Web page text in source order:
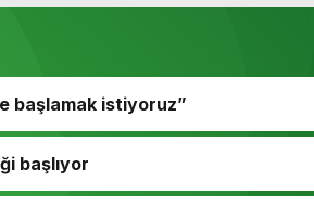
başlamak istiyoruz”
başlıyor